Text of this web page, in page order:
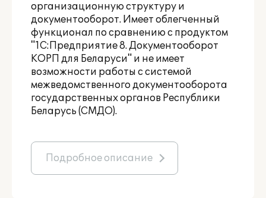
организационную структуру и
документооборот. Имеет облегченный
функционал по сравнению с продуктом
"1С:Предприятие 8. Документооборот
КОРП для Беларуси" и не имеет
возможности работы с системой
межведомственного документооборота
государственных органов Республики
Беларусь (СМДО).
Подробное описание